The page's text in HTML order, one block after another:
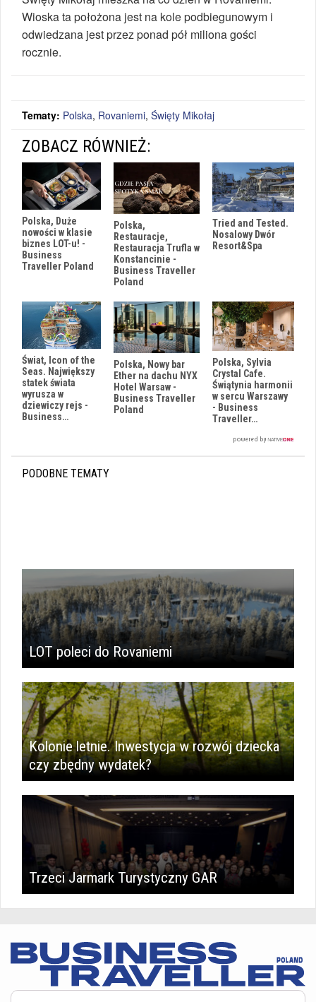
Wioska ta położona jest na kole podbiegunowym i
odwiedzana jest przez ponad pół miliona gości
rocznie.
Tematy: Polska, Rovaniemi, Święty Mikołaj
ZOBACZ RÓWNIEŻ:
Polska, Duże
nowości w klasie
biznes LOT-u! -
Business
Traveller Poland
Polska,
Restauracje,
Restauracja Trufla w
Konstancinie -
Business Traveller
Poland
Tried and Tested.
Nosalowy Dwór
Resort&Spa
Świat, Icon of the
Seas. Największy
statek świata
wyrusza w
dziewiczy rejs -
Business…
Polska, Nowy bar
Ether na dachu NYX
Hotel Warsaw -
Business Traveller
Poland
Polska, Sylvia
Crystal Cafe.
Świątynia harmonii
w sercu Warszawy
- Business
Traveller…
PODOBNE TEMATY
LOT poleci do Rovaniemi
Kolonie letnie. Inwestycja w rozwój dziecka
czy zbędny wydatek?
Trzeci Jarmark Turystyczny GAR